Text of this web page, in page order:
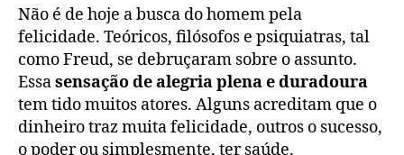
Não é de hoje a busca do homem pela
felicidade. Teóricos, filósofos e psiquiatras, tal
como Freud, se debruçaram sobre o assunto.
Essasensação de alegria plena e duradoura
tem tido muitos atores. Alguns acreditam que o
dinheiro traz muita felicidade, outros o sucesso,
o poder ou simplesmente, ter saúde.